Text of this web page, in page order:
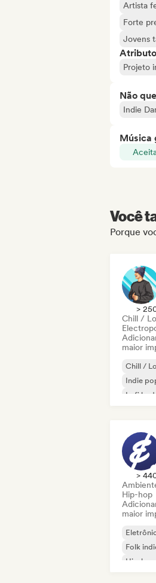
Artista
Forte
Jovens
Projeto
Não
Indie
Música
Você
Porque
>
Chill /
maior
Chill /
Indie
Lofi
>
Hip-hop
maior
Folk
Hip-